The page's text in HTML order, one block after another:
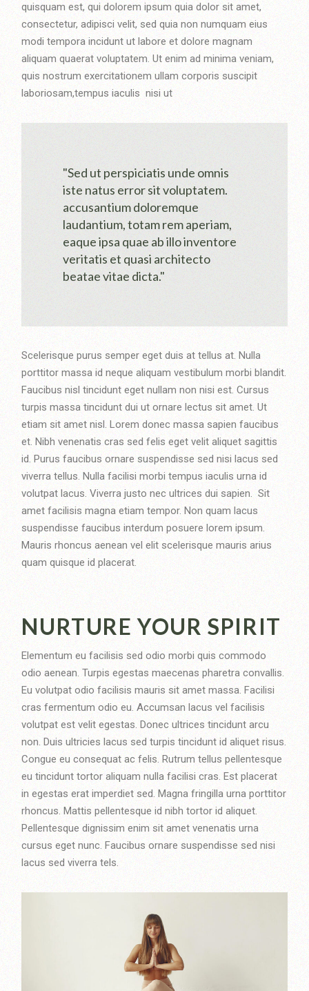
quisquam est, qui dolorem ipsum quia dolor sit amet,
consectetur, adipisci velit, sed quia non numquam eius
modi tempora incidunt ut labore et dolore magnam
aliquam quaerat voluptatem. Ut enim ad minima veniam,
quis nostrum exercitationem ullam corporis suscipit
laboriosam,tempus iaculis nisi ut
"Sed ut perspiciatis unde omnis
iste natus error sit voluptatem.
accusantium doloremque
laudantium, totam rem aperiam,
eaque ipsa quae ab illo inventore
veritatis et quasi architecto
beatae vitae dicta."
Scelerisque purus semper eget duis at tellus at. Nulla
porttitor massa id neque aliquam vestibulum morbi blandit.
Faucibus nisl tincidunt eget nullam non nisi est. Cursus
turpis massa tincidunt dui ut ornare lectus sit amet. Ut
etiam sit amet nisl. Lorem donec massa sapien faucibus
et. Nibh venenatis cras sed felis eget velit aliquet sagittis
id. Purus faucibus ornare suspendisse sed nisi lacus sed
viverra tellus. Nulla facilisi morbi tempus iaculis urna id
volutpat lacus. Viverra justo nec ultrices dui sapien. Sit
amet facilisis magna etiam tempor. Non quam lacus
suspendisse faucibus interdum posuere lorem ipsum.
Mauris rhoncus aenean vel elit scelerisque mauris arius
quam quisque id placerat.
NURTURE YOUR SPIRIT
Elementum eu facilisis sed odio morbi quis commodo
odio aenean. Turpis egestas maecenas pharetra convallis.
Eu volutpat odio facilisis mauris sit amet massa. Facilisi
cras fermentum odio eu. Accumsan lacus vel facilisis
volutpat est velit egestas. Donec ultrices tincidunt arcu
non. Duis ultricies lacus sed turpis tincidunt id aliquet risus.
Congue eu consequat ac felis. Rutrum tellus pellentesque
eu tincidunt tortor aliquam nulla facilisi cras. Est placerat
in egestas erat imperdiet sed. Magna fringilla urna porttitor
rhoncus. Mattis pellentesque id nibh tortor id aliquet.
Pellentesque dignissim enim sit amet venenatis urna
cursus eget nunc. Faucibus ornare suspendisse sed nisi
lacus sed viverra tels.